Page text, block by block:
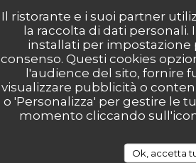
Il ristorante e i suoi partner
la raccolta di dati personali.
installati per impostazione
consenso. Questi cookies
l'audience del sito, fornire
visualizzare pubblicità o
o 'Personalizza' per gestire le
momento cliccando
Ok, accetta